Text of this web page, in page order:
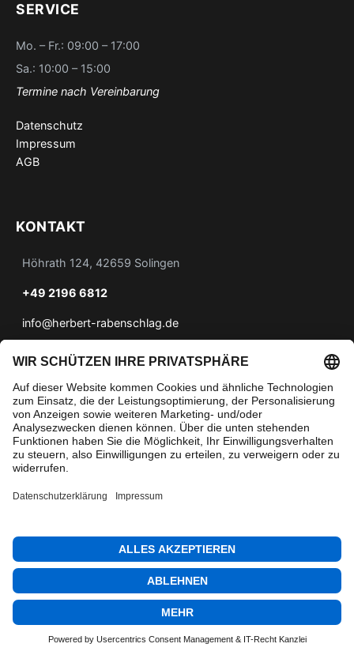
SERVICE
Mo. – Fr.: 09:00 – 17:00
Sa.: 10:00 – 15:00
Termine nach Vereinbarung
Datenschutz
Impressum
AGB
KONTAKT
Höhrath 124, 42659 Solingen
+49 2196 6812
info@herbert-rabenschlag.de
ANFAHRT
» Anfahrt zu Herbert Rabenschlag
Powered byBLUDIT